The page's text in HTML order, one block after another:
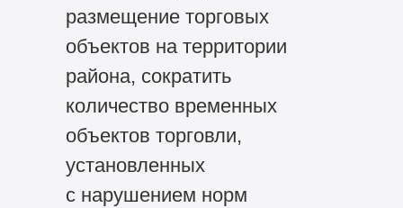
размещение торговых
объектов на территории
района, сократить
количество временных
объектов торговли,
установленных
с нарушением норм